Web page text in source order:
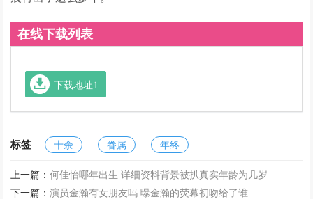
在线下载列表
下载地址1
标签 十余 眷属 年终
上一篇：何佳怡哪年出生 详细资料背景被扒真实年龄为几岁
下一篇：演员金瀚有女朋友吗 曝金瀚的荧幕初吻给了谁